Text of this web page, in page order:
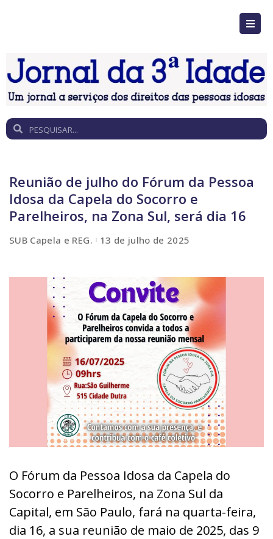
Reunião de julho do Fórum da Pessoa
Idosa da Capela do Socorro e
Parelheiros, na Zona Sul, será dia 16
SUB Capela e REG. 13 de julho de 2025
O Fórum da Pessoa Idosa da Capela do
Socorro e Parelheiros, na Zona Sul da
Capital, em São Paulo, fará na quarta-feira,
dia 16, a sua reunião de maio de 2025, das 9